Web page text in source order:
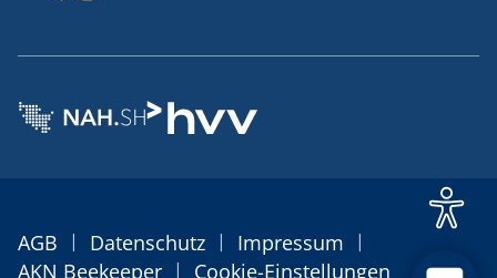
AGB | Datenschutz | Impressum |
AKN Beekeeper | Cookie-Einstellungen